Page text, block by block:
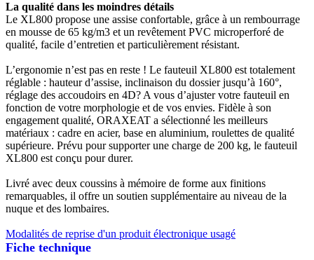
Fiche technique
La qualité dans les moindres détails
Le XL800 propose une assise confortable, grâce à un rembourrage
en mousse de 65 kg/m3 et un revêtement PVC microperforé de
qualité, facile d’entretien et particulièrement résistant.
L’ergonomie n’est pas en reste ! Le fauteuil XL800 est totalement
réglable : hauteur d’assise, inclinaison du dossier jusqu’à 160°,
réglage des accoudoirs en 4D? A vous d’ajuster votre fauteuil en
fonction de votre morphologie et de vos envies. Fidèle à son
engagement qualité, ORAXEAT a sélectionné les meilleurs
matériaux : cadre en acier, base en aluminium, roulettes de qualité
supérieure. Prévu pour supporter une charge de 200 kg, le fauteuil
XL800 est conçu pour durer.
Livré avec deux coussins à mémoire de forme aux finitions
remarquables, il offre un soutien supplémentaire au niveau de la
nuque et des lombaires.
Modalités de reprise d'un produit électronique usagé